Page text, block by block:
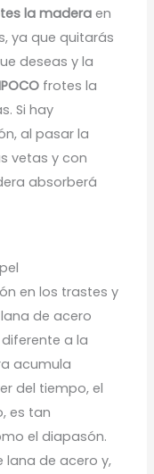
la madera en
ya que quitarás
deseas y la
frotes la
Si hay
al pasar la
vetas y con
absorberá
en los trastes y
de acero
a la
acumula
del tiempo, el
es tan
el diapasón.
lana de acero y,